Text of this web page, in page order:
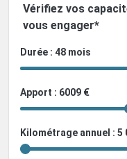
Vérifiez vos
vous engager*
Durée : 48 mois
Apport : 6009 €
Kilométrage annuel : 5